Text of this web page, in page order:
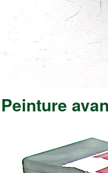
Peinture